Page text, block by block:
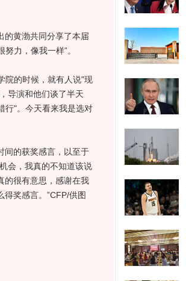
的黄渤共同分享了本届
力，像我一样”。
的时候，就有人说"现
导演和他们谈了半天
行"。今天看来我是选对
间的获奖感言，以至于
会，我真的不知道该说
的很有意思，感谢在我
奖感言。”CFP/供图